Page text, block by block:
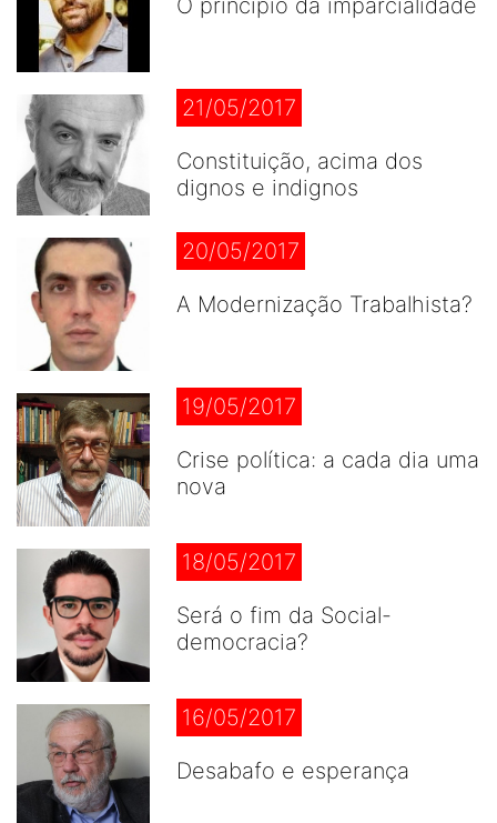
O princípio da imparcialidade
21/05/2017
Constituição, acima dos
dignos e indignos
20/05/2017
A Modernização Trabalhista?
19/05/2017
Crise política: a cada dia uma
nova
18/05/2017
Será o fim da Social-
democracia?
16/05/2017
Desabafo e esperança